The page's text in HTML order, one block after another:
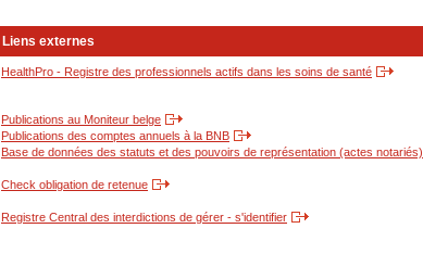
Liens externes
HealthPro - Registre des professionnels actifs dans les soins de santé
Publications au Moniteur belge
Publications des comptes annuels à la BNB
Base de données des statuts et des pouvoirs de représentation (actes notariés)
Check obligation de retenue
Registre Central des interdictions de gérer - s'identifier